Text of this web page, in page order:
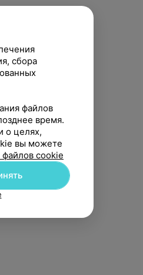
сбора
файлов
время.
о целях,
вы можете
cookie